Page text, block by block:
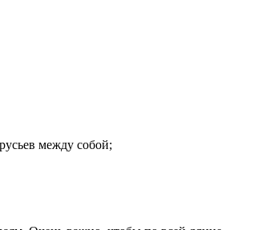
между собой;